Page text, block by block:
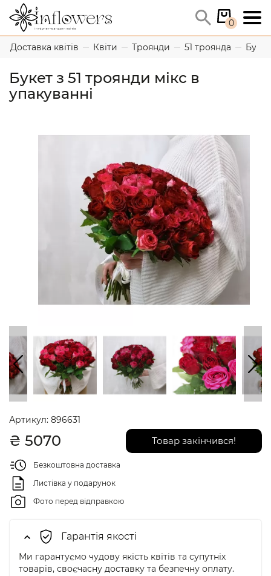
0
Доставка квітів Квіти Троянди 51 троянда
Букет з 51 троянди мікс в
упакуванні
Артикул: 896631
₴ 5070 Товар закінчився!
Безкоштовна доставка
Листівка у подарунок
Фото перед відправкою
Гарантія якості
Ми гарантуємо чудову якість квітів та супутніх
товарів, своєчасну доставку та безпечну оплату.